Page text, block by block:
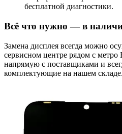
бесплатной диагностики.
Всё что нужно — в
Замена дисплея всегда можно
сервисном центре рядом с
напрямую с поставщиками и
комплектующие на нашем складе.